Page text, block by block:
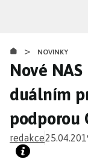
obsahu
> NOVINKY
Nové
duálním
podporou
redakce